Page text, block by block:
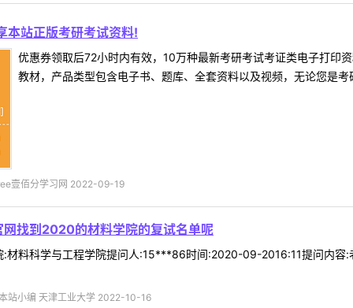
本站正版考研考试资料!
优惠券领取后72小时内有效，10万种最新考研考试考证类电子打
教材，产品类型包含电子书、题库、全套资料以及视频，无论您是
壹佰分学习网 2022-09-19
网找到2020的材料学院的复试名单呢
:材料科学与工程学院提问人:15***86时间:2020-09-2016:11提问内
站小编 天津工业大学 2022-10-16